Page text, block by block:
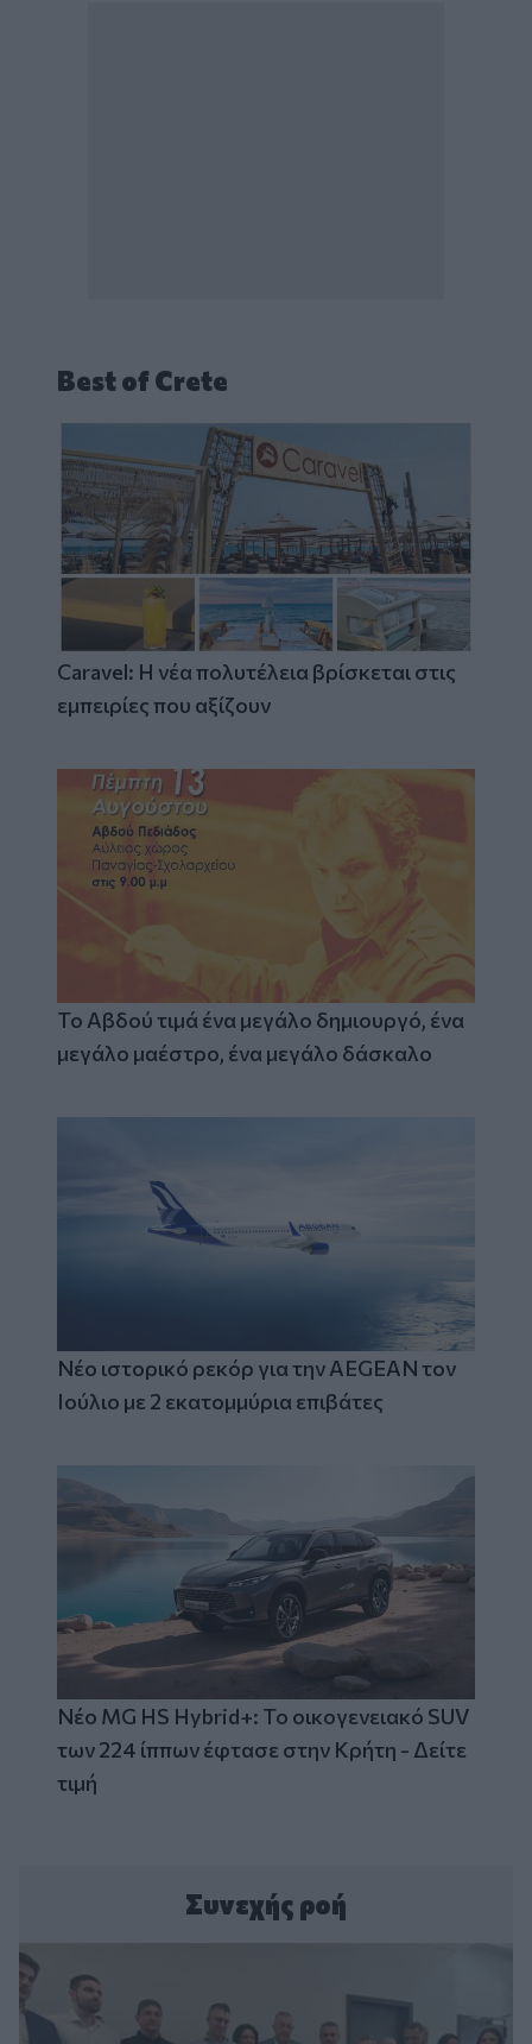
Best of Crete
Caravel: Η νέα πολυτέλεια βρίσκεται στις
εμπειρίες που αξίζουν
Το Αβδού τιμά ένα μεγάλο δημιουργό, ένα
μεγάλο μαέστρο, ένα μεγάλο δάσκαλο
Νέο ιστορικό ρεκόρ για την AEGEAN τον
Ιούλιο με 2 εκατομμύρια επιβάτες
Νέο MG HS Hybrid+: Το οικογενειακό SUV
των 224 ίππων έφτασε στην Κρήτη - Δείτε
τιμή
Συνεχής ροή